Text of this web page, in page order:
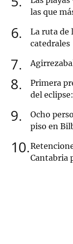
las que
6
La ruta de
catedrales
7
8
Primera
del
9
Ocho
piso en
10
Cantabria